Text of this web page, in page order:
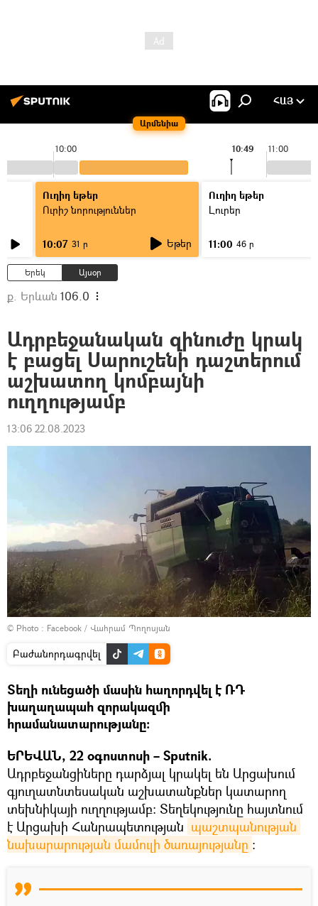
Արմենիա
ՀԱՅ
10:00 11:00
10:49
Ուղիղ եթեր
Ուրիշ նորություններ
10:07 31 ր Եթեր
Ուղիղ եթեր
Լուրեր
11:00 46 ր
Երեկ Այսօր
ք. Երևան 106.0
Ադրբեջանական զինուժը կրակ
է բացել Սարուշենի դաշտերում
աշխատող կոմբայնի
ուղղությամբ
13:06 22.08.2023
© Photo : Facebook / Վահրամ Պողոսյան
Բաժանորդագրվել
Տեղի ունեցածի մասին հաղորդվել է ՌԴ
խաղաղապահ զորակազմի
հրամանատարությանը։
ԵՐԵՎԱՆ, 22 օգոստոսի – Sputnik.
Ադրբեջանցիները դարձյալ կրակել են Արցախում
գյուղատնտեսական աշխատանքներ կատարող
տեխնիկայի ուղղությամբ։ Տեղեկությունը հայտնում
է Արցախի Հանրապետության պաշտպանության
նախարարության մամուլի ծառայությանը ։